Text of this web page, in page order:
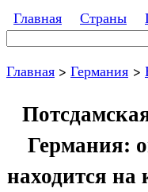
Перейти к
Главная Страны
Форма поиска
Поиск
Главная > Германия >
Германия:
находится на